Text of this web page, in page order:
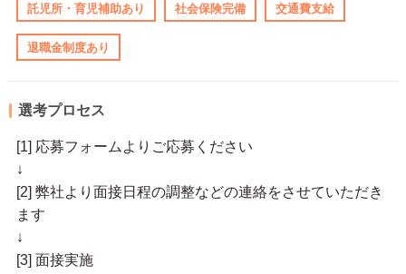
託児所・育児補助あり 社会保険完備 交通費支給
退職金制度あり
選考プロセス
[1] 応募フォームよりご応募ください
↓
[2] 弊社より面接日程の調整などの連絡をさせていただき
ます
↓
[3] 面接実施